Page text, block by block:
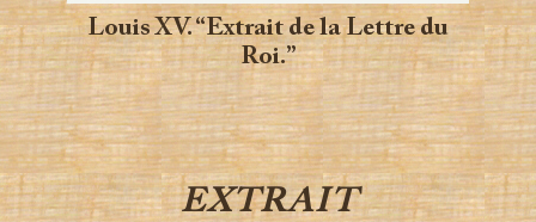
Louis XV. “Extrait de la Lettre du
Roi.”
EXTRAIT